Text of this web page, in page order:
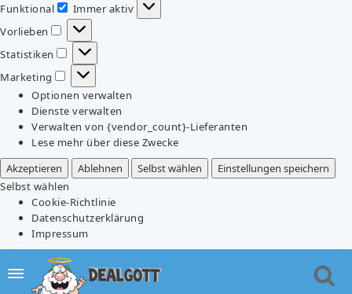
Funktional
Funktional
Immer aktiv
Vorlieben
Vorlieben
Statistiken
Statistiken
Marketing
Marketing
Optionen verwalten
Dienste verwalten
Verwalten von {vendor_count}-Lieferanten
Lese mehr über diese Zwecke
Akzeptieren
Ablehnen Selbst wählen
Einstellungen speichern
Selbst wählen
Cookie-Richtlinie
Datenschutzerklärung
Impressum